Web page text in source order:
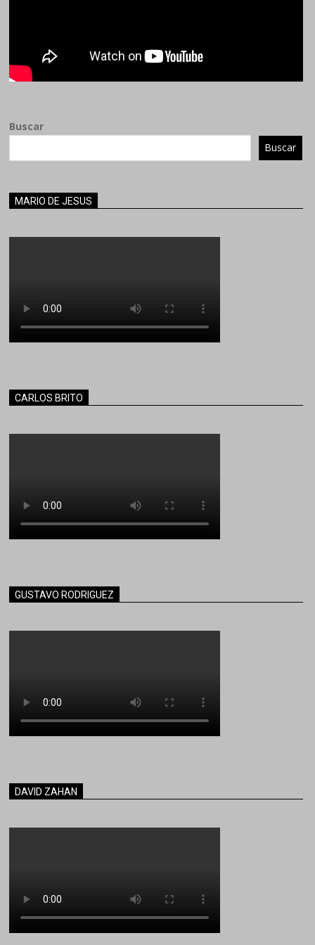
Buscar
Buscar
MARIO DE JESUS
CARLOS BRITO
GUSTAVO RODRIGUEZ
DAVID ZAHAN